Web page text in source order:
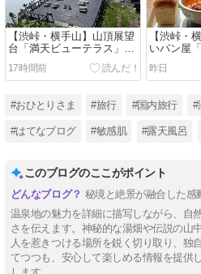
【渋峠・横手山】山頂展望
台「満天ビューテラス」か
らの景色は…！？お花のプ
ーさんと雲上に浮かぶテラ
ス｜万座温泉ひとり旅㉟
17時間前
【渋峠・
いパン屋
テ」で絶
チ！標高
トラン｜
㉞
昨日
#おひとりさま #旅行 #国内旅行 #
#はてなブログ #敏感肌 #露天風呂
このブログのここがポイント
秘境と絶景が融合した感
温泉地の魅力を詳細に描写しながら、自
さを伝えます。神秘的な湯畑や伝説の山
人を惹きつける場所を鋭く切り取り、独
てつつも、安心して楽しめる情報を提供